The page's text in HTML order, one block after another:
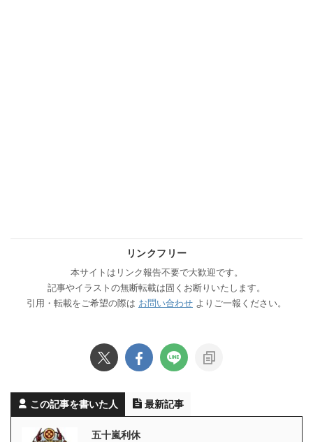
リンクフリー
本サイトはリンク報告不要で大歓迎です。
記事やイラストの無断転載は固くお断りいたします。
引用・転載をご希望の際は お問い合わせ よりご一報ください。
この記事を書いた人 最新記事
五十嵐利休